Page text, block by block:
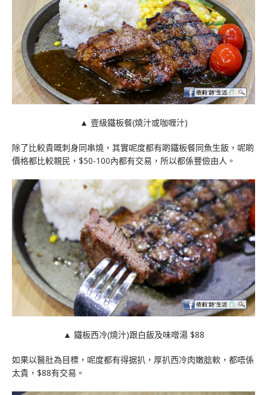
▲ 壹級鐵板餐(燒汁或咖喱汁)
除了比較貴嘅刺身同串燒，其實呢度都有啲鐵板餐同魚生飯，呢啲
價格都比較親民，$50-100內都有交易，所以都係豐儉由人。
▲ 鐵板西冷(燒汁)跟白飯及味噌湯 $88
如果以醫肚為目標，呢度都有得据扒，厚扒西冷肉嫩腍軟，都唔係
太貴，$88有交易。